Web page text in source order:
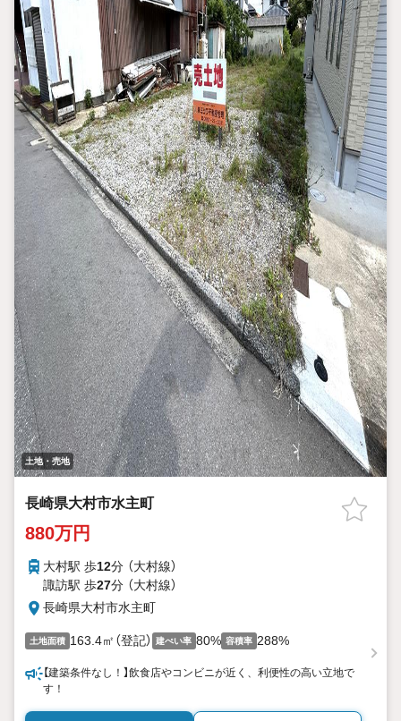
土地・売地
長崎県大村市水主町
880万円
大村駅 歩12分 （大村線）
諏訪駅 歩27分 （大村線）
長崎県大村市水主町
土地面積 163.4㎡（登記） 建ぺい率 80% 容積率 288%
【建築条件なし！】飲食店やコンビニが近く、利便性の高い立地で
す！